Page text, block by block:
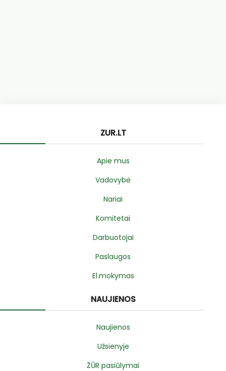
ZUR.LT
Apie mus
Vadovybė
Nariai
Komitetai
Darbuotojai
Paslaugos
El.mokymas
NAUJIENOS
Naujienos
Užsienyje
ŽŪR pasiūlymai